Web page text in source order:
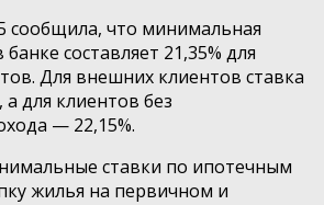
сообщила, что минимальная
составляет 21,35% для
Для внешних клиентов ставка
а для клиентов без
— 22,15%.
ставки по ипотечным
жилья на первичном и